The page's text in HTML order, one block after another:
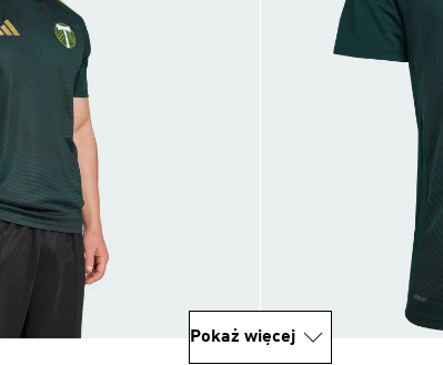
Pokaż więcej